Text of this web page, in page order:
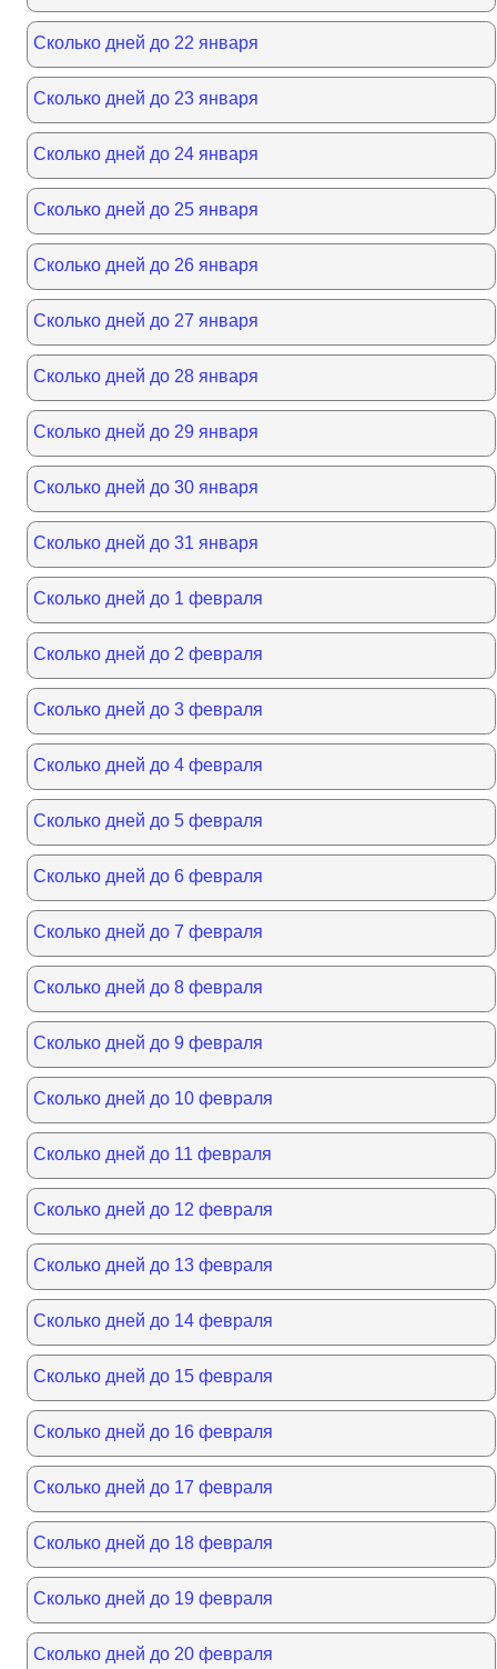
Сколько дней до 22 января
Сколько дней до 23 января
Сколько дней до 24 января
Сколько дней до 25 января
Сколько дней до 26 января
Сколько дней до 27 января
Сколько дней до 28 января
Сколько дней до 29 января
Сколько дней до 30 января
Сколько дней до 31 января
Сколько дней до 1 февраля
Сколько дней до 2 февраля
Сколько дней до 3 февраля
Сколько дней до 4 февраля
Сколько дней до 5 февраля
Сколько дней до 6 февраля
Сколько дней до 7 февраля
Сколько дней до 8 февраля
Сколько дней до 9 февраля
Сколько дней до 10 февраля
Сколько дней до 11 февраля
Сколько дней до 12 февраля
Сколько дней до 13 февраля
Сколько дней до 14 февраля
Сколько дней до 15 февраля
Сколько дней до 16 февраля
Сколько дней до 17 февраля
Сколько дней до 18 февраля
Сколько дней до 19 февраля
Сколько дней до 20 февраля